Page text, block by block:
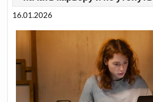
16.01.2026